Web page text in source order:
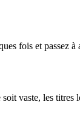
fois et passez
vaste, les titres